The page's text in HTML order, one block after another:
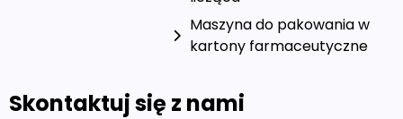
Maszyna do pakowania w
kartony farmaceutyczne
Skontaktuj się z nami